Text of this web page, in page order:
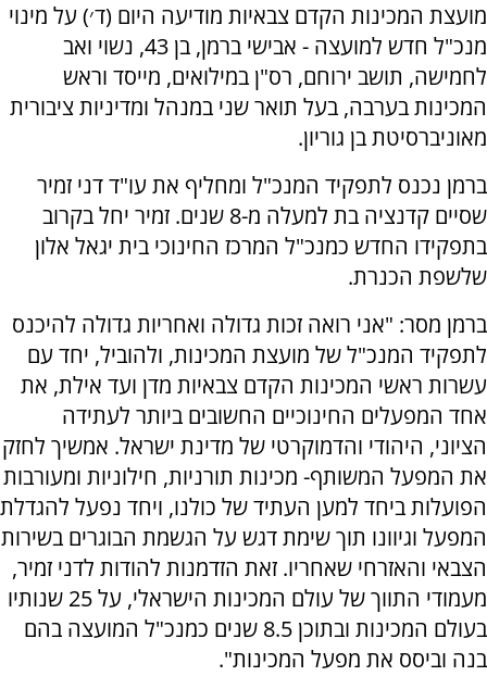
מועצת המכינות הקדם צבאיות מודיעה היום (ד׳) על מינוי
מנכ"ל חדש למועצה - אבישי ברמן, בן 43, נשוי ואב
לחמישה, תושב ירוחם, רס"ן במילואים, מייסד וראש
המכינות בערבה, בעל תואר שני במנהל ומדיניות ציבורית
מאוניברסיטת בן גוריון.
ברמן נכנס לתפקיד המנכ"ל ומחליף את עו"ד דני זמיר
שסיים קדנציה בת למעלה מ-8 שנים. זמיר יחל בקרוב
בתפקידו החדש כמנכ"ל המרכז החינוכי בית יגאל אלון
שלשפת הכנרת.
ברמן מסר: "אני רואה זכות גדולה ואחריות גדולה להיכנס
לתפקיד המנכ"ל של מועצת המכינות, ולהוביל, יחד עם
עשרות ראשי המכינות הקדם צבאיות מדן ועד אילת, את
אחד המפעלים החינוכיים החשובים ביותר לעתידה
הציוני, היהודי והדמוקרטי של מדינת ישראל. אמשיך לחזק
את המפעל המשותף- מכינות תורניות, חילוניות ומעורבות
הפועלות ביחד למען העתיד של כולנו, ויחד נפעל להגדלת
המפעל וגיוונו תוך שימת דגש על הגשמת הבוגרים בשירות
הצבאי והאזרחי שאחריו. זאת הזדמנות להודות לדני זמיר,
מעמודי התווך של עולם המכינות הישראלי, על 25 שנותיו
בעולם המכינות ובתוכן 8.5 שנים כמנכ"ל המועצה בהם
בנה וביסס את מפעל המכינות".